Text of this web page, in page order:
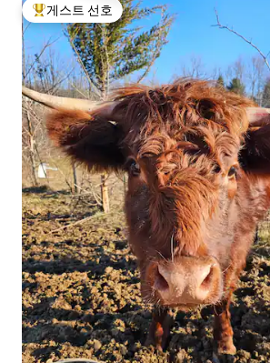
상위 게스트 선호
게스트 선호